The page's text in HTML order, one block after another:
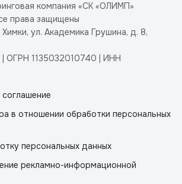
компания «СК «ОЛИМП»
права защищены
Химки, ул. Академика Грушина, д. 8,
ОГРН 1135032010740 | ИНН
в отношении обработки персональных
персональных данных
рекламно-информационной